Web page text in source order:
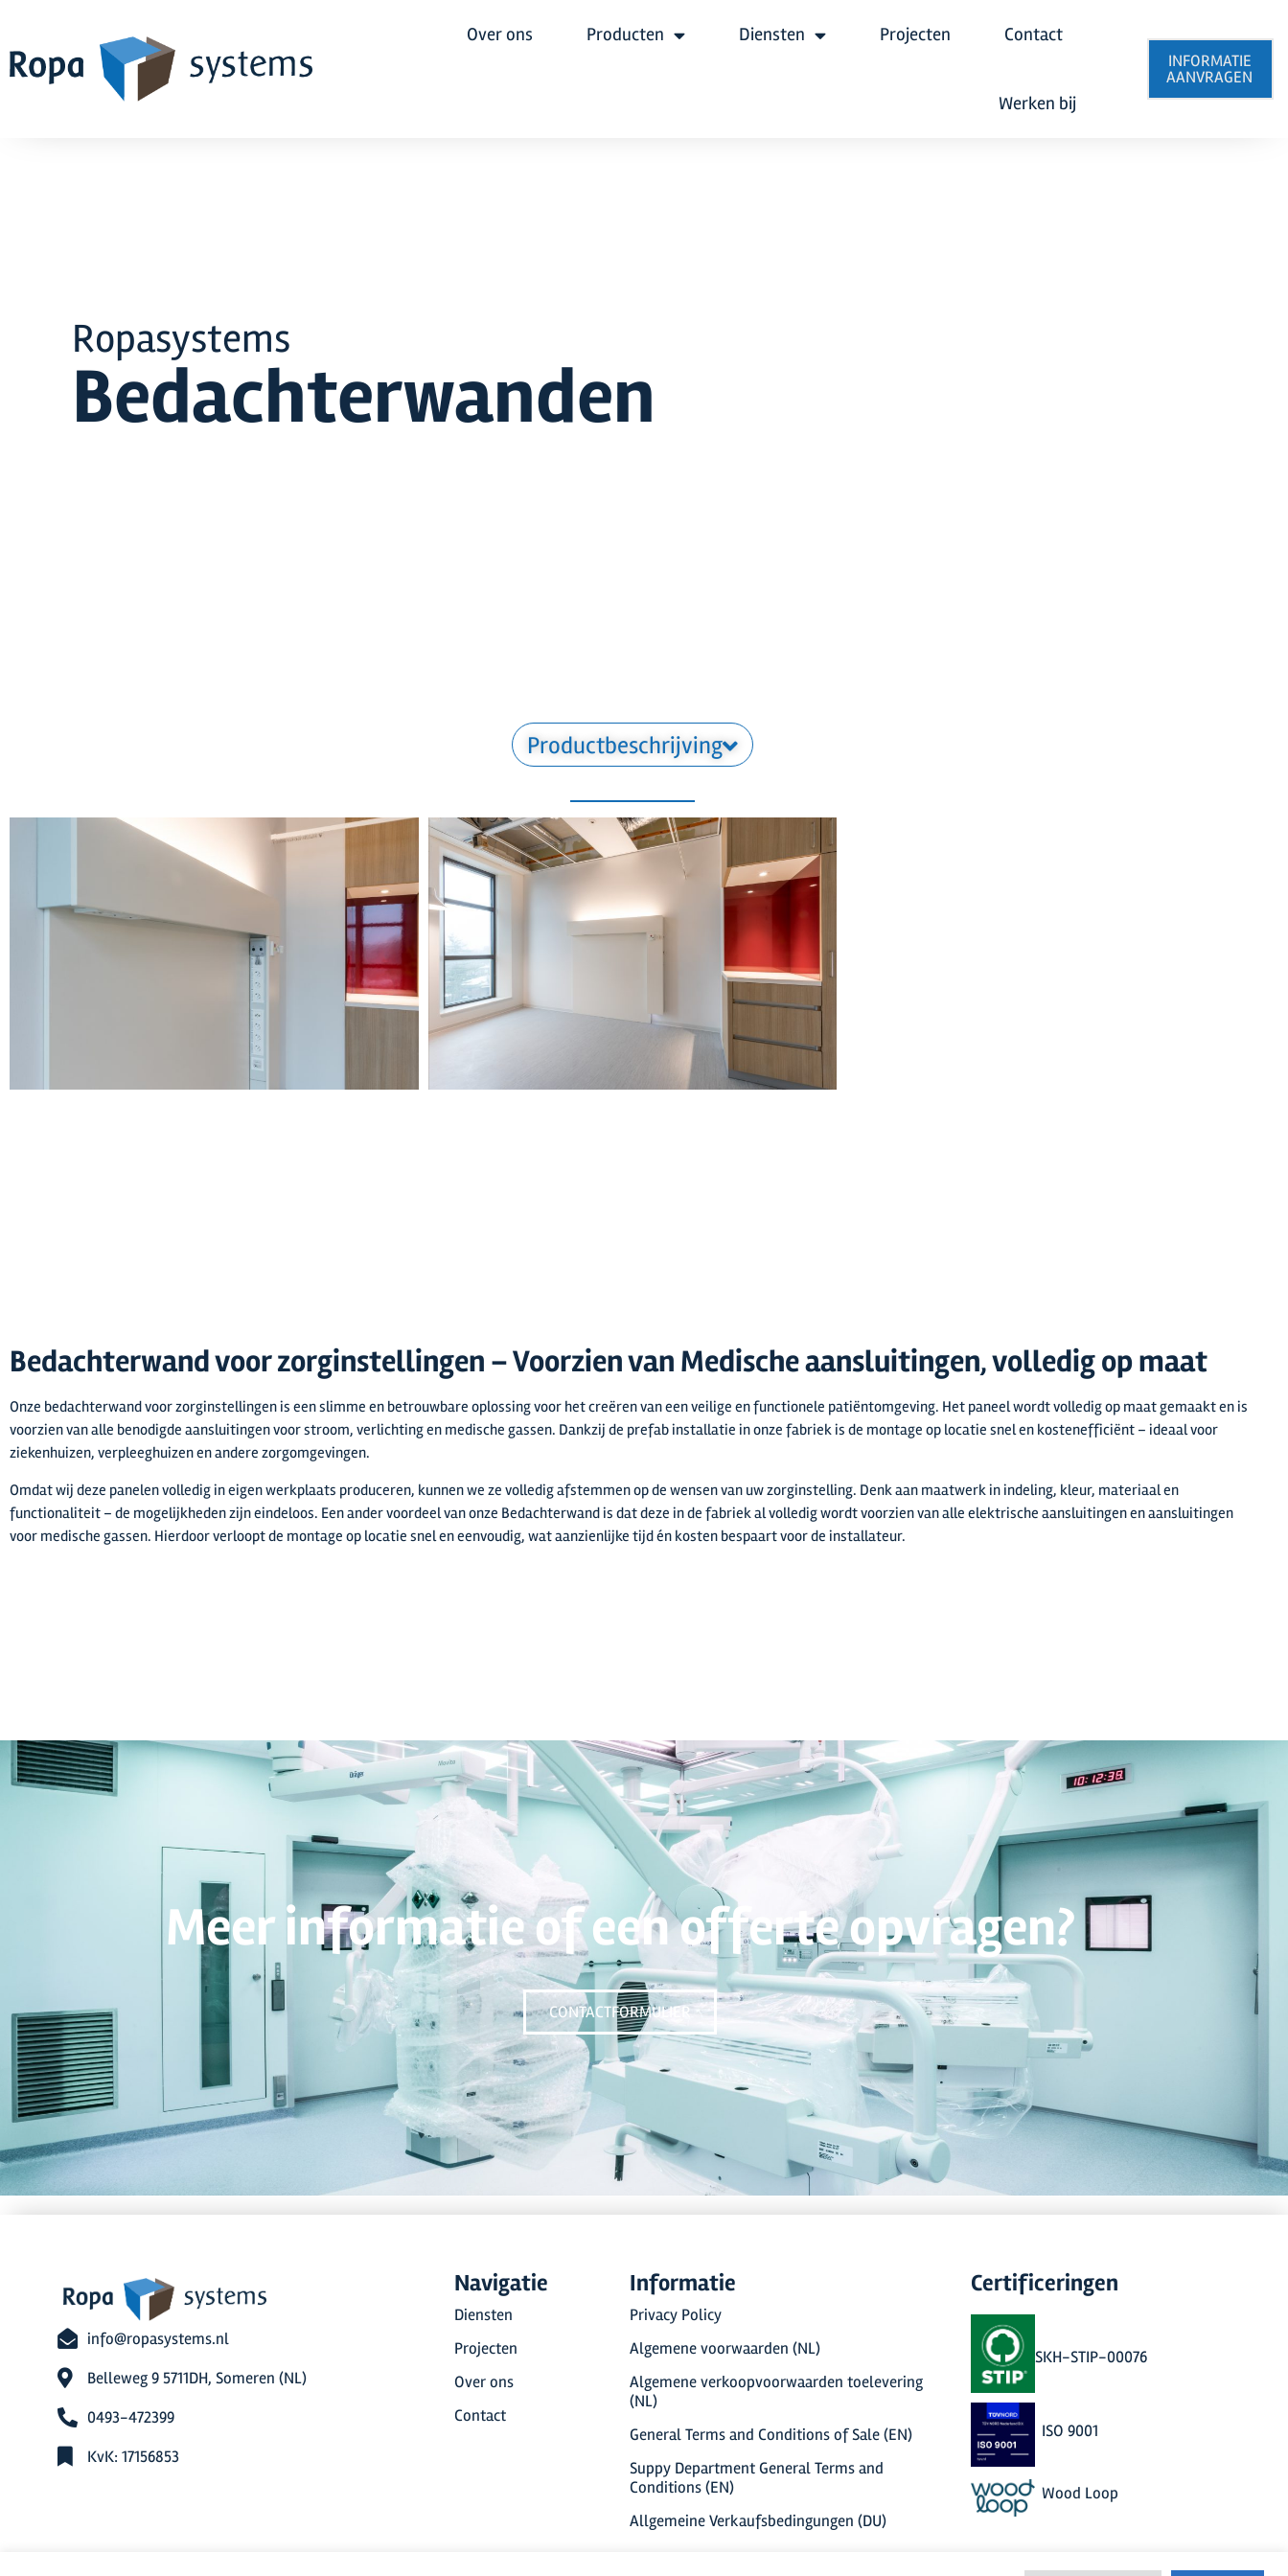
Over ons Producten Diensten Projecten Contact
Werken bij
INFORMATIE
AANVRAGEN
Ropasystems
Bedachterwanden
Productbeschrijving
Bedachterwand voor zorginstellingen – Voorzien van Medische aansluitingen, volledig op maat
Onze bedachterwand voor zorginstellingen is een slimme en betrouwbare oplossing voor het creëren van een veilige en functionele patiëntomgeving. Het paneel wordt volledig op maat gemaakt en is
voorzien van alle benodigde aansluitingen voor stroom, verlichting en medische gassen. Dankzij de prefab installatie in onze fabriek is de montage op locatie snel en kostenefficiënt – ideaal voor
ziekenhuizen, verpleeghuizen en andere zorgomgevingen.
Omdat wij deze panelen volledig in eigen werkplaats produceren, kunnen we ze volledig afstemmen op de wensen van uw zorginstelling. Denk aan maatwerk in indeling, kleur, materiaal en
functionaliteit – de mogelijkheden zijn eindeloos. Een ander voordeel van onze Bedachterwand is dat deze in de fabriek al volledig wordt voorzien van alle elektrische aansluitingen en aansluitingen
voor medische gassen. Hierdoor verloopt de montage op locatie snel en eenvoudig, wat aanzienlijke tijd én kosten bespaart voor de installateur.
Meer informatie of een offerte opvragen?
CONTACTFORMULIER
info@ropasystems.nl
Belleweg 9 5711DH, Someren (NL)
0493-472399
KvK: 17156853
Navigatie
Diensten
Projecten
Over ons
Contact
Informatie
Privacy Policy
Algemene voorwaarden (NL)
Algemene verkoopvoorwaarden toelevering
(NL)
General Terms and Conditions of Sale (EN)
Suppy Department General Terms and
Conditions (EN)
Allgemeine Verkaufsbedingungen (DU)
Certificeringen
SKH-STIP-00076
ISO 9001
Wood Loop